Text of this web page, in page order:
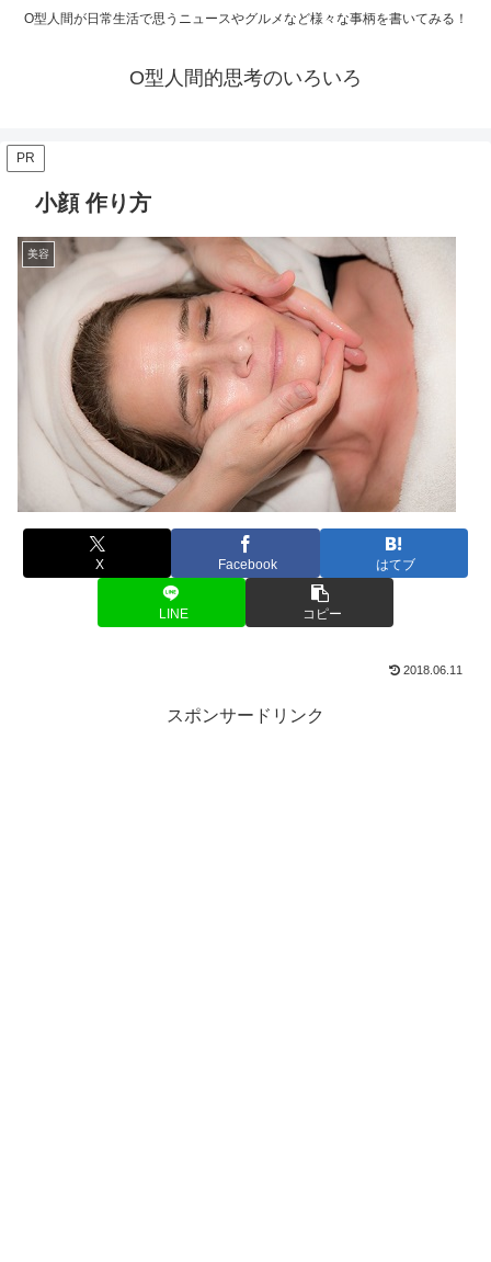
O型人間が日常生活で思うニュースやグルメなど様々な事柄を書いてみる！
O型人間的思考のいろいろ
PR
小顔 作り方
美容
X Facebook はてブ
LINE コピー
2018.06.11
スポンサードリンク